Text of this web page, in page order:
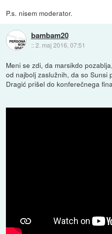
P.s. nisem moderator.
bambam20
::2. maj 2016, 07:51
Meni se zdi, da marsikdo
od najbolj zaslužnih, da so Sunsi
Dragić prišel do konferečnega